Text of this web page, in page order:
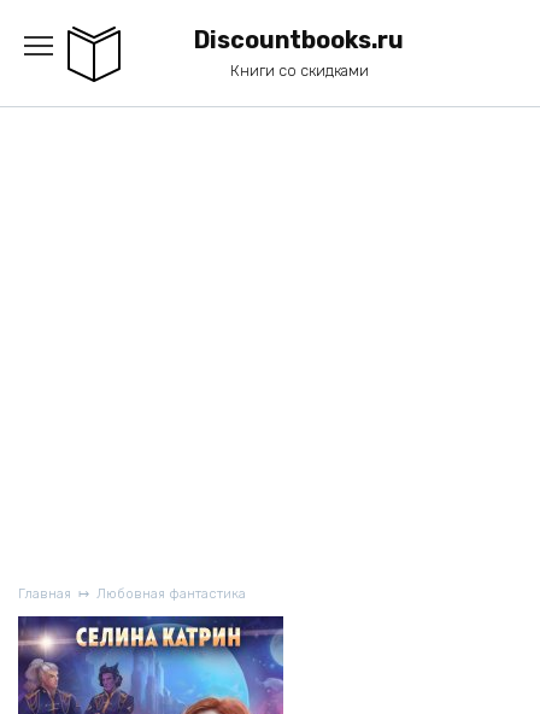
содержанию
Discountbooks.ru
Книги со скидками
Главная Любовная фантастика